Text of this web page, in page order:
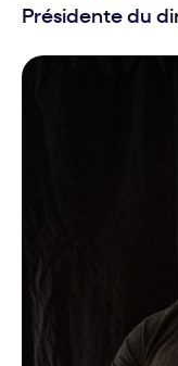
Présidente du